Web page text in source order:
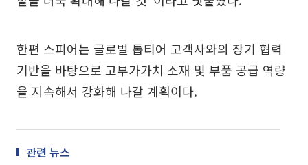
한편 스피어는 글로벌 톱티어 고객사와의 장기 협력
기반을 바탕으로 고부가가치 소재 및 부품 공급 역량
을 지속해서 강화해 나갈 계획이다.
관련 뉴스